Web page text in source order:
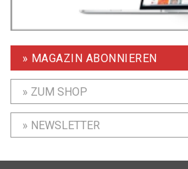
» MAGAZIN ABONNIEREN
» ZUM SHOP
» NEWSLETTER